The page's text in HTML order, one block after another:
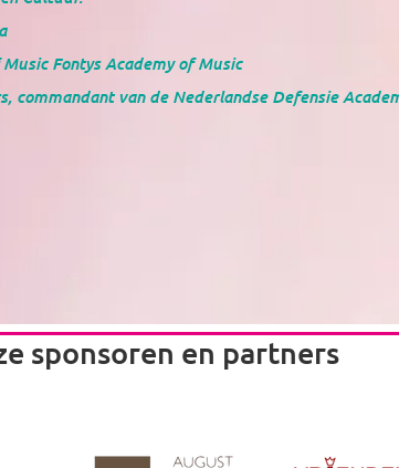
Fontys Academy of Music
commandant van de Nederlandse Defensie
sponsoren en partners